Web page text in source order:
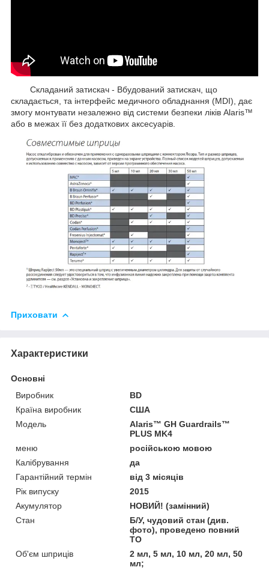
Складаний затискач - Вбудований затискач, що
складається, та інтерфейс медичного обладнання (MDI), дає
змогу монтувати незалежно від системи безпеки ліків Alaris™
або в межах її без додаткових аксесуарів.
Приховати
Характеристики
Основні
Виробник
BD
Країна виробник
США
Модель
Alaris™ GH Guardrails™
PLUS MK4
меню
російською мовою
Калібрування
да
Гарантійний термін
від 3 місяців
Рік випуску
2015
Акумулятор
НОВИЙ! (замінний)
Стан
Б/У, чудовий стан (див.
фото), проведено повний
ТО
Об'єм шприців
2 мл, 5 мл, 10 мл, 20 мл, 50
мл;